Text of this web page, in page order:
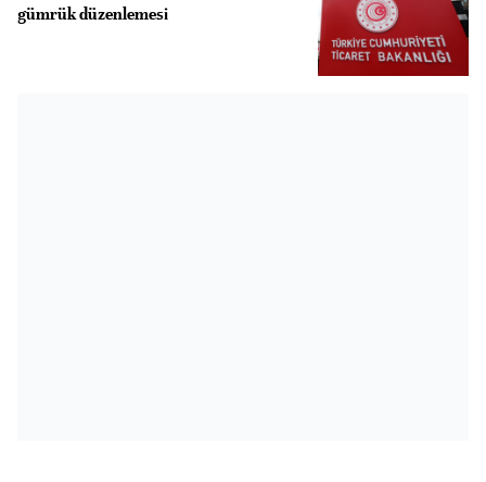
gümrük düzenlemesi